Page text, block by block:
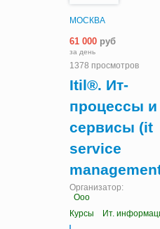
МОСКВА
61 000 руб
за день
1378 просмотров
Itil®. Ит-
процессы и
сервисы (it
service
Организатор:
Ооо
Курсы
Ит.